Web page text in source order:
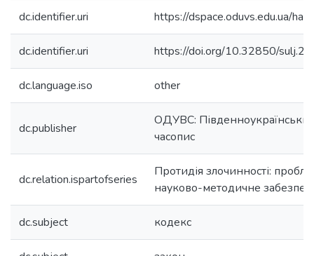
dc.identifier.uri https://dspace.oduvs.edu.ua/
dc.identifier.uri https://doi.org/10.32850/
dc.language.iso other
dc.publisher
ОДУВС:
часопис
dc.relation.ispartofseries
Протидія злочинності:
науково-методичне
dc.subject кодекс